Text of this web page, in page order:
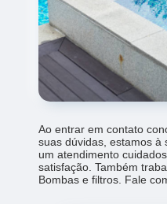
Ao entrar em contato
suas dúvidas, estamos à
um atendimento
satisfação. Também
Bombas e filtros. Fale